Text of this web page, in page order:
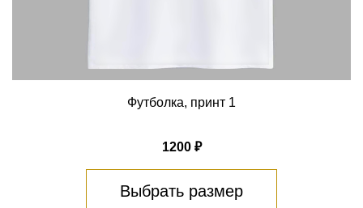
Футболка, принт 1
1200 ₽
Выбрать размер